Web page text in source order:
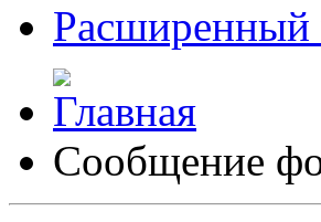
Расширенный
Сообщение